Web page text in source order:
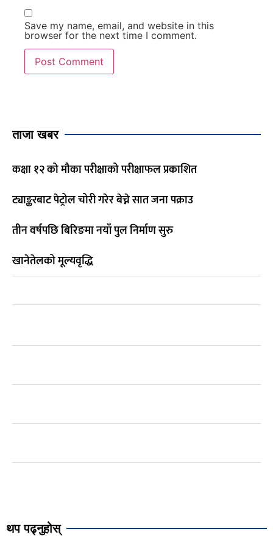
Save my name, email, and website in this
browser for the next time I comment.
ताजा खबर
कक्षा १२ को मौका परीक्षाको परीक्षाफल प्रकाशित
ट्याङ्करबाट पेट्रोल चोरी गरेर बेच्ने सात जना पक्राउ
तीन वर्षपछि बिरिङमा नयाँ पुल निर्माण सुरु
खानेतेलको मूल्यवृद्धि
थप पढ्नुहोस्